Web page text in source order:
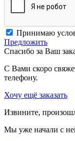
Принимаю
Предложить
Спасибо за Ваш
С Вами скоро
телефону.
Хочу ещё заказать
Извините,
Мы уже начали с